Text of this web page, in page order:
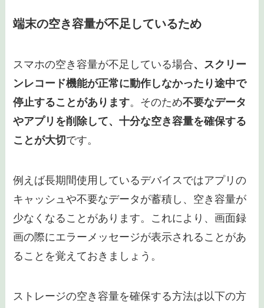
端末の空き容量が不足しているため
スマホの空き容量が不足している場合、スクリー
ンレコード機能が正常に動作しなかったり途中で
停止することがあります。そのため不要なデータ
やアプリを削除して、十分な空き容量を確保する
ことが大切 です。
例えば長期間使用しているデバイスではアプリの
キャッシュや不要なデータが蓄積し、空き容量が
少なくなることがあります。これにより、画面録
画の際にエラーメッセージが表示されることがあ
ることを覚えておきましょう。
ストレージの空き容量を確保する方法は以下の方